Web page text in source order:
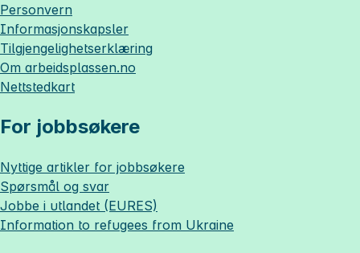
Personvern
Informasjonskapsler
Tilgjengelighetserklæring
Om arbeidsplassen.no
Nettstedkart
For jobbsøkere
Nyttige artikler for jobbsøkere
Spørsmål og svar
Jobbe i utlandet (EURES)
Information to refugees from Ukraine